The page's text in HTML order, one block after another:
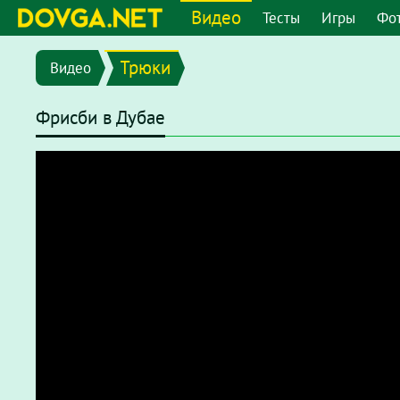
Видео Тесты Игры
Видео Трюки
Фрисби в Дубае